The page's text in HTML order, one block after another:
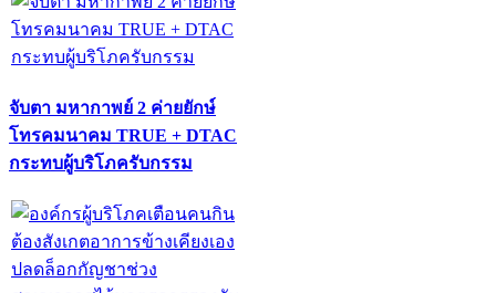
จับตา มหากาพย์ 2 ค่ายยักษ์
โทรคมนาคม TRUE + DTAC
กระทบผู้บริโภครับกรรม